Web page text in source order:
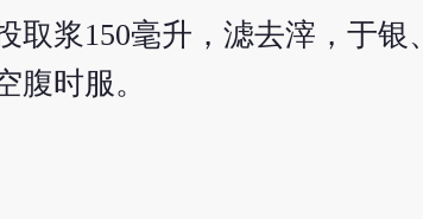
浆150毫升，滤去滓，于银
时服。